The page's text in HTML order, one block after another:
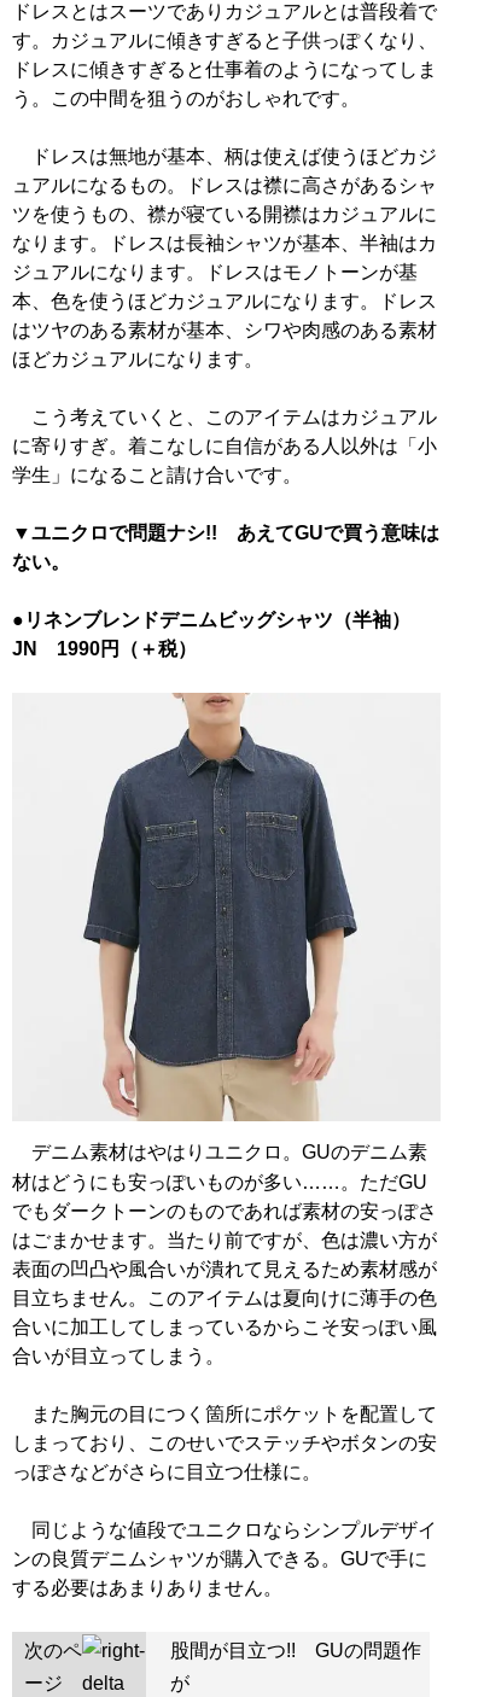
ドレスとはスーツでありカジュアルとは普段着で
す。カジュアルに傾きすぎると子供っぽくなり、
ドレスに傾きすぎると仕事着のようになってしま
う。この中間を狙うのがおしゃれです。
ドレスは無地が基本、柄は使えば使うほどカジ
ュアルになるもの。ドレスは襟に高さがあるシャ
ツを使うもの、襟が寝ている開襟はカジュアルに
なります。ドレスは長袖シャツが基本、半袖はカ
ジュアルになります。ドレスはモノトーンが基
本、色を使うほどカジュアルになります。ドレス
はツヤのある素材が基本、シワや肉感のある素材
ほどカジュアルになります。
こう考えていくと、このアイテムはカジュアル
に寄りすぎ。着こなしに自信がある人以外は「小
学生」になること請け合いです。
▼ユニクロで問題ナシ!! あえてGUで買う意味は
ない。
●リネンブレンドデニムビッグシャツ（半袖）
JN 1990円（＋税）
デニム素材はやはりユニクロ。GUのデニム素
材はどうにも安っぽいものが多い……。ただGU
でもダークトーンのものであれば素材の安っぽさ
はごまかせます。当たり前ですが、色は濃い方が
表面の凹凸や風合いが潰れて見えるため素材感が
目立ちません。このアイテムは夏向けに薄手の色
合いに加工してしまっているからこそ安っぽい風
合いが目立ってしまう。
また胸元の目につく箇所にポケットを配置して
しまっており、このせいでステッチやボタンの安
っぽさなどがさらに目立つ仕様に。
同じような値段でユニクロならシンプルデザイ
ンの良質デニムシャツが購入できる。GUで手に
する必要はあまりありません。
次のペ
ージ
股間が目立つ!! GUの問題作
が